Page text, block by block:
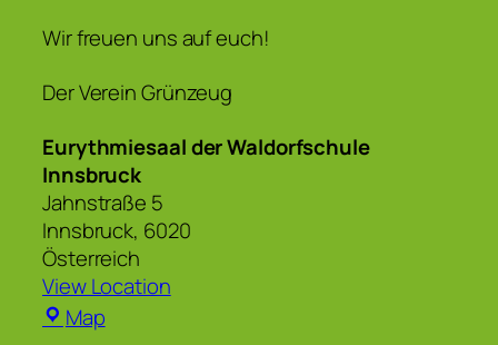
Wir freuen uns auf euch!
Der Verein Grünzeug
Eurythmiesaal der Waldorfschule
Innsbruck
Jahnstraße 5
Innsbruck, 6020
Österreich
View Location
MapEurythmiesaal